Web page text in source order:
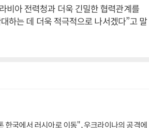
비아 전력청과 더욱 긴밀한 협력관계를
하는 데 더욱 적극적으로 나서겠다”고 말
한국에서 러시아로 이동", 우크라이나의 공격에